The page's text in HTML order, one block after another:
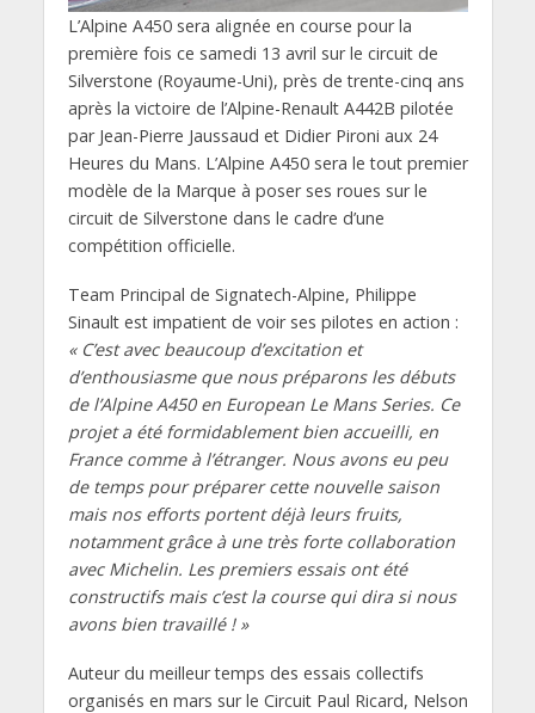
L’Alpine A450 sera alignée en course pour la
première fois ce samedi 13 avril sur le circuit de
Silverstone (Royaume-Uni), près de trente-cinq ans
après la victoire de l’Alpine-Renault A442B pilotée
par Jean-Pierre Jaussaud et Didier Pironi aux 24
Heures du Mans. L’Alpine A450 sera le tout premier
modèle de la Marque à poser ses roues sur le
circuit de Silverstone dans le cadre d’une
compétition officielle.
Team Principal de Signatech-Alpine, Philippe
Sinault est impatient de voir ses pilotes en action :
« C’est avec beaucoup d’excitation et
d’enthousiasme que nous préparons les débuts
de l’Alpine A450 en European Le Mans Series. Ce
projet a été formidablement bien accueilli, en
France comme à l’étranger. Nous avons eu peu
de temps pour préparer cette nouvelle saison
mais nos efforts portent déjà leurs fruits,
notamment grâce à une très forte collaboration
avec Michelin. Les premiers essais ont été
constructifs mais c’est la course qui dira si nous
avons bien travaillé ! »
Auteur du meilleur temps des essais collectifs
organisés en mars sur le Circuit Paul Ricard, Nelson